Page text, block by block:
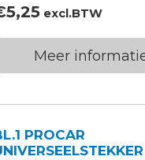
5,25excl.BTW
Meer
PROCAR